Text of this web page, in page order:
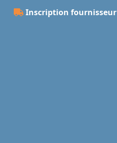
Inscription fournisseur